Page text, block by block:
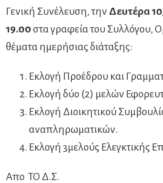
Γενική Συνέλευση, την Δευτέρα
19.00 στα γραφεία του Συλλόγου,
θέματα ημερήσιας διάταξης:
Εκλογή Προέδρου και
Εκλογή δύο (2) μελών
Εκλογή Διοικητικού
αναπληρωματικών.
Εκλογή 3μελούς Ελεγκτικής
Απο ΤΟ Δ.Σ.